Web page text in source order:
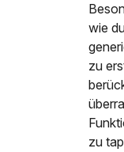
wie
zu
zu